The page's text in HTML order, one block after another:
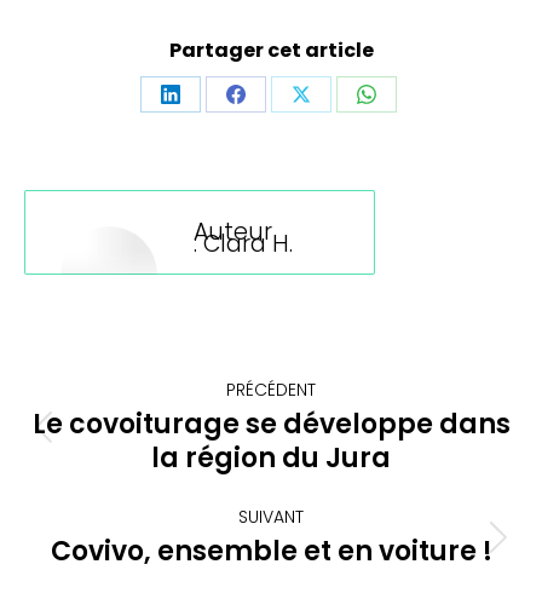
Partager cet article
PartagerPartagerPartagerPartager
Auteur
:Clara H.
Navigation
article PRÉCÉDENT
Article
précédent
Le covoiturage se développe dans
la région du Jura
SUIVANT
Article
Covivo, ensemble et en voiture !